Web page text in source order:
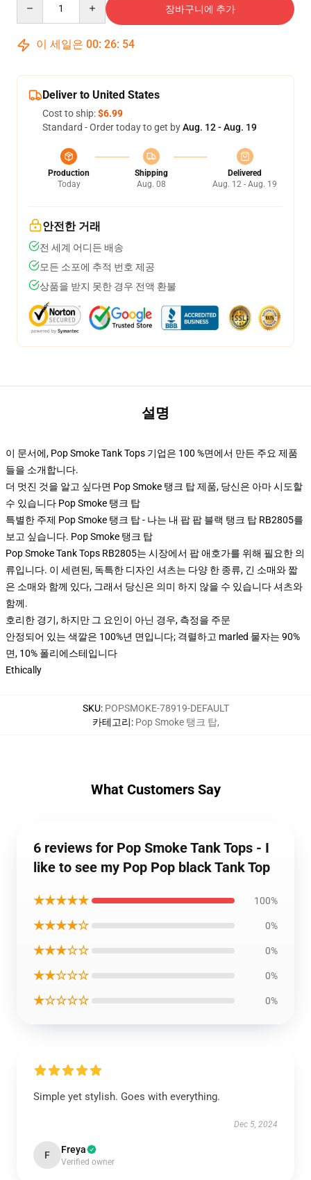
장바구니에 추가
이 세일은 00: 26: 53
Deliver to United States
Cost to ship:$6.99
Standard - Order today to get byAug. 12 - Aug. 19
Production
Today
Shipping
Aug. 08
Delivered
Aug. 12 - Aug. 19
안전한 거래
전 세계 어디든 배송
모든 소포에 추적 번호 제공
상품을 받지 못한 경우 전액 환불
설명
이 문서에, Pop Smoke Tank Tops 기업은 100 %면에서 만든 주요 제품
들을 소개합니다.
더 멋진 것을 알고 싶다면 Pop Smoke 탱크 탑 제품, 당신은 아마 시도할
수 있습니다 Pop Smoke 탱크 탑
특별한 주제 Pop Smoke 탱크 탑 - 나는 내 팝 팝 블랙 탱크 탑 RB2805를
보고 싶습니다. Pop Smoke 탱크 탑
Pop Smoke Tank Tops RB2805는 시장에서 팝 애호가를 위해 필요한 의
류입니다. 이 세련된, 독특한 디자인 셔츠는 다양 한 종류, 긴 소매와 짧
은 소매와 함께 있다, 그래서 당신은 의미 하지 않을 수 있습니다 셔츠와
함께.
호리한 경기, 하지만 그 요인이 아닌 경우, 측정을 주문
안정되어 있는 색깔은 100%년 면입니다; 격렬하고 marled 물자는 90%
면, 10% 폴리에스테입니다
Ethically
SKU: POPSMOKE-78919-DEFAULT
카테고리: Pop Smoke 탱크 탑,
What Customers Say
6 reviews for Pop Smoke Tank Tops - I
like to see my Pop Pop black Tank Top
★★★★★ 100%
★★★★☆ 0%
★★★☆☆ 0%
★★☆☆☆ 0%
★☆☆☆☆ 0%
Simple yet stylish. Goes with everything.
Dec 5, 2024
F Freya
Verified owner